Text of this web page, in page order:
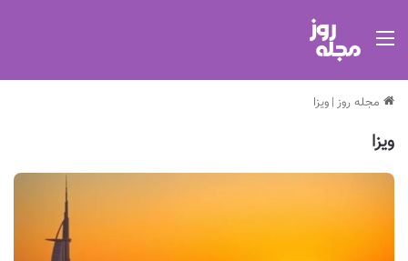
مجله روز | ویزا
ویزا